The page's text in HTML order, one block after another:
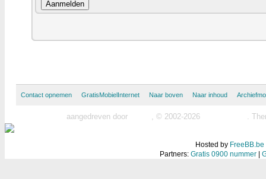
Contact opnemen GratisMobielInternet Naar boven Naar inhoud
aangedreven door , © 2002-2026 .
Hosted by FreeBB.be
Partners: Gratis 0900 nummer